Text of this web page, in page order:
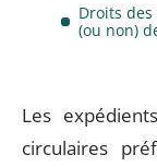
Droits
(ou non)
Les
circulaires